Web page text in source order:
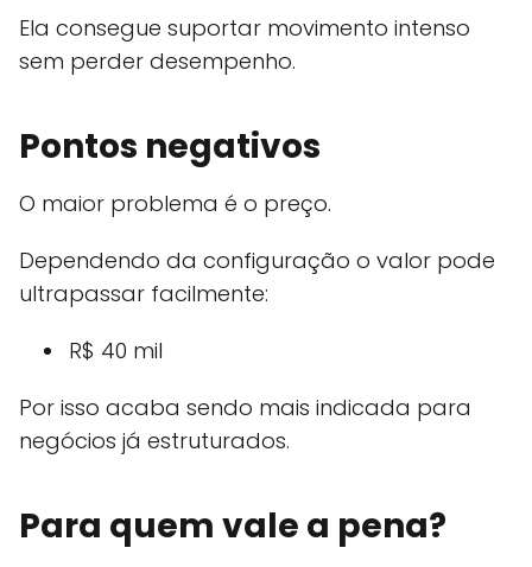
Ela consegue suportar movimento intenso
sem perder desempenho.
Pontos negativos
O maior problema é o preço.
Dependendo da configuração o valor pode
ultrapassar facilmente:
R$ 40 mil
Por isso acaba sendo mais indicada para
negócios já estruturados.
Para quem vale a pena?